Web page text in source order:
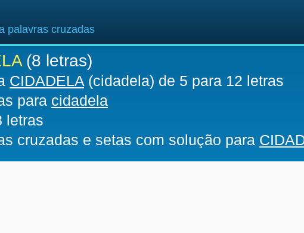
palavras cruzadas
(8 letras)
CIDADELA (cidadela) de 5 para 12 letras
para cidadela
letras
cruzadas e setas com solução para